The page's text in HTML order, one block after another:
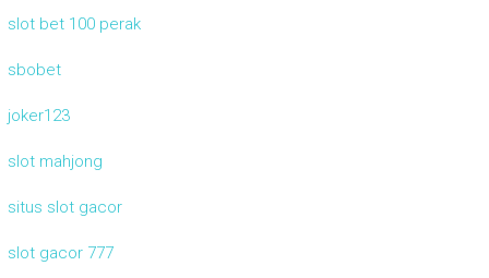
slot bet 100 perak
sbobet
joker123
slot mahjong
situs slot gacor
slot gacor 777